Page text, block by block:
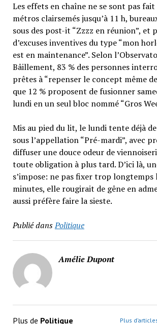
Les effets en chaîne ne se sont pas
métros clairsemés jusqu’à 11 h,
sous des post-it “Zzzz en réunion”, et
d’excuses inventives du type “mon
est en maintenance”. Selon
Bâillement, 83 % des personnes
prêtes à “repenser le concept même
que 12 % proposent de fusionner
lundi en un seul bloc nommé “Gros
Mis au pied du lit, le lundi tente déjà
sous l’appellation “Pré-mardi”, avec
diffuser une douce odeur de
toute obligation à plus tard. D’ici là,
s’impose: ne pas fixer trop longtemps
minutes, elle rougirait de gêne en
aussi préfère faire la sieste.
Publié dansPolitique
Amélie Dupont
Plus de Politique Plus